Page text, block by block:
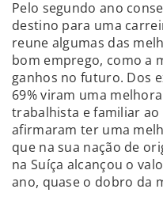
Pelo segundo ano
destino para uma
reune algumas das
bom emprego, como a
ganhos no futuro. Dos
69% viram uma
trabalhista e familiar ao
afirmaram ter uma
que na sua nação de
na Suíça alcançou o
ano, quase o dobro da